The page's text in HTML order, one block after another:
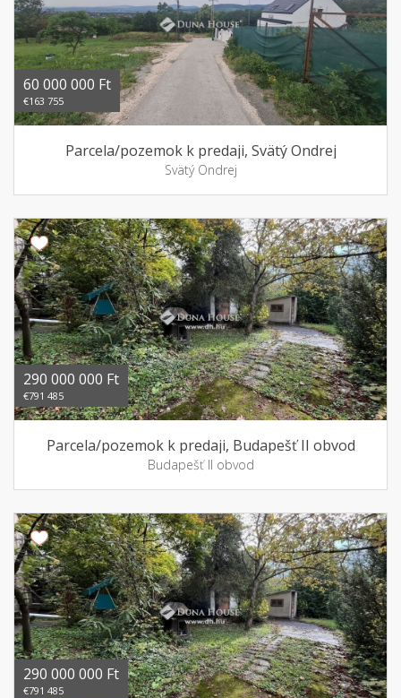
60 000 000 Ft
€163 755
Parcela/pozemok k predaji, Svätý Ondrej
Svätý Ondrej
290 000 000 Ft
€791 485
Parcela/pozemok k predaji, Budapešť II obvod
Budapešť II obvod
290 000 000 Ft
€791 485